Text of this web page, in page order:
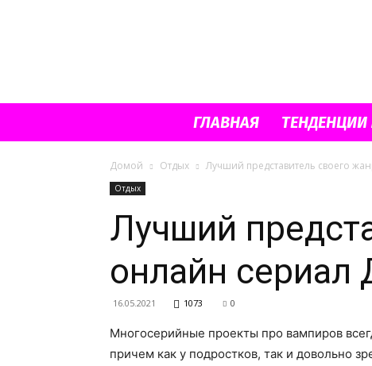
ГЛАВНАЯ
Домой Отдых Лучший представитель своего
Отдых
Лучший
онлайн сериал
16.05.2021 1073 0
Многосерийные проекты про вампиров
причем как у подростков, так и довольно